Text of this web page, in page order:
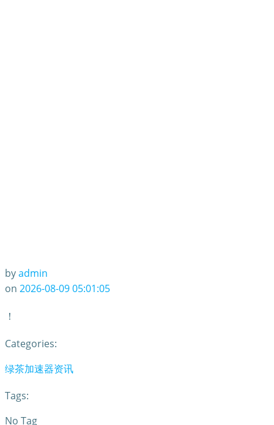
byadmin
on 2026-08-09 05:01:05
！
Categories:
绿茶加速器资讯
Tags:
No Tag